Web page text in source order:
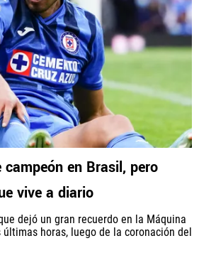
en Brasil, pero
vive a diario
dejó un gran recuerdo en la Máquina
horas, luego de la coronación del